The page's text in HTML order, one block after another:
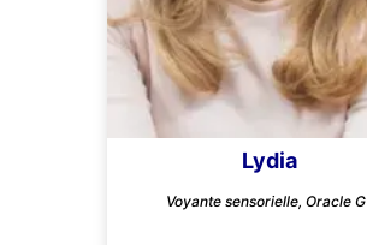
Lydia
Voyante sensorielle, Oracle G